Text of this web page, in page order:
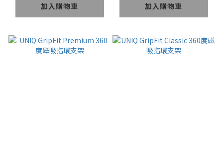
加入購物車
加入購物車